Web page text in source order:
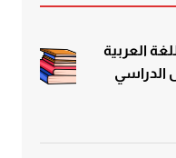
العربية
الدراسي